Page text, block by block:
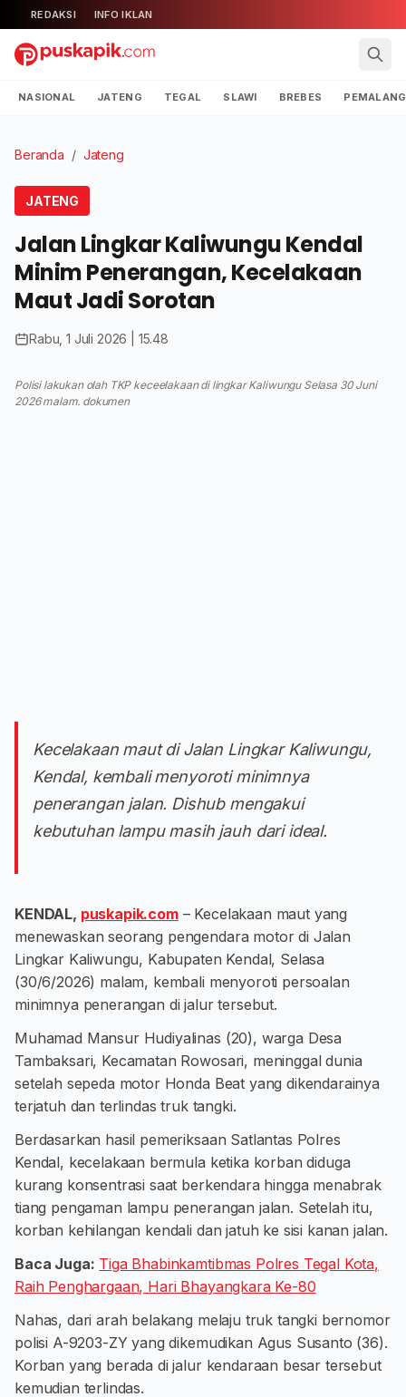
REDAKSI INFO IKLAN
NASIONAL JATENG TEGAL SLAWI BREBES PEMALANG
Beranda / Jateng
JATENG
Jalan Lingkar Kaliwungu Kendal
Minim Penerangan, Kecelakaan
Maut Jadi Sorotan
Rabu, 1 Juli 2026 | 15.48
Polisi lakukan olah TKP keceelakaan di lingkar Kaliwungu Selasa 30 Juni
2026 malam. dokumen
Kecelakaan maut di Jalan Lingkar Kaliwungu,
Kendal, kembali menyoroti minimnya
penerangan jalan. Dishub mengakui
kebutuhan lampu masih jauh dari ideal.
KENDAL, puskapik.com– Kecelakaan maut yang
menewaskan seorang pengendara motor di Jalan
Lingkar Kaliwungu, Kabupaten Kendal, Selasa
(30/6/2026) malam, kembali menyoroti persoalan
minimnya penerangan di jalur tersebut.
Muhamad Mansur Hudiyalinas (20), warga Desa
Tambaksari, Kecamatan Rowosari, meninggal dunia
setelah sepeda motor Honda Beat yang dikendarainya
terjatuh dan terlindas truk tangki.
Berdasarkan hasil pemeriksaan Satlantas Polres
Kendal, kecelakaan bermula ketika korban diduga
kurang konsentrasi saat berkendara hingga menabrak
tiang pengaman lampu penerangan jalan. Setelah itu,
korban kehilangan kendali dan jatuh ke sisi kanan jalan.
Baca Juga: Tiga Bhabinkamtibmas Polres Tegal Kota,
Raih Penghargaan, Hari Bhayangkara Ke-80
Nahas, dari arah belakang melaju truk tangki bernomor
polisi A-9203-ZY yang dikemudikan Agus Susanto (36).
Korban yang berada di jalur kendaraan besar tersebut
kemudian terlindas.